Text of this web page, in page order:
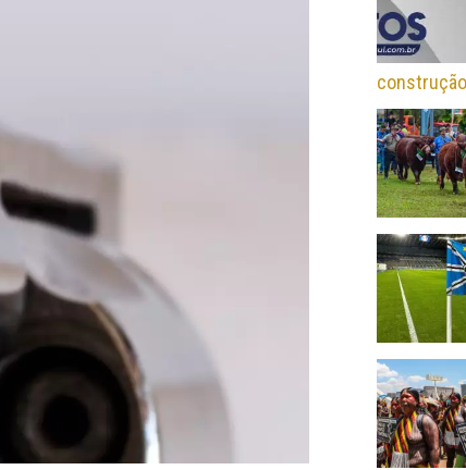
construção